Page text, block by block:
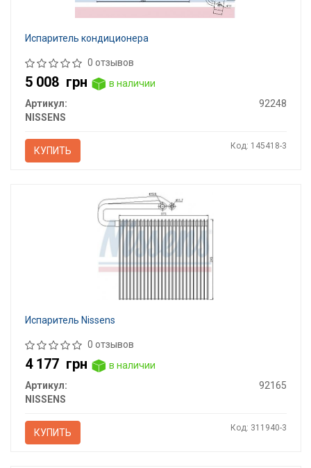
Испаритель кондиционера
0 отзывов
5 008 грн
в наличии
Артикул:
92248
NISSENS
КУПИТЬ Код: 145418-3
Испаритель Nissens
0 отзывов
4 177 грн
в наличии
Артикул:
92165
NISSENS
КУПИТЬ Код: 311940-3